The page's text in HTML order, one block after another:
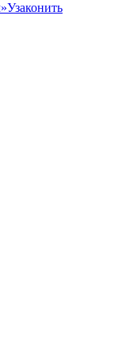
Узаконить